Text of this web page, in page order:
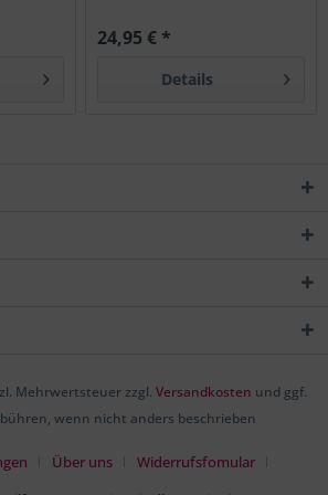
24,95 € *
Details
Mehrwertsteuer zzgl. Versandkosten und ggf.
wenn nicht anders beschrieben
Über uns
Widerrufsfomular